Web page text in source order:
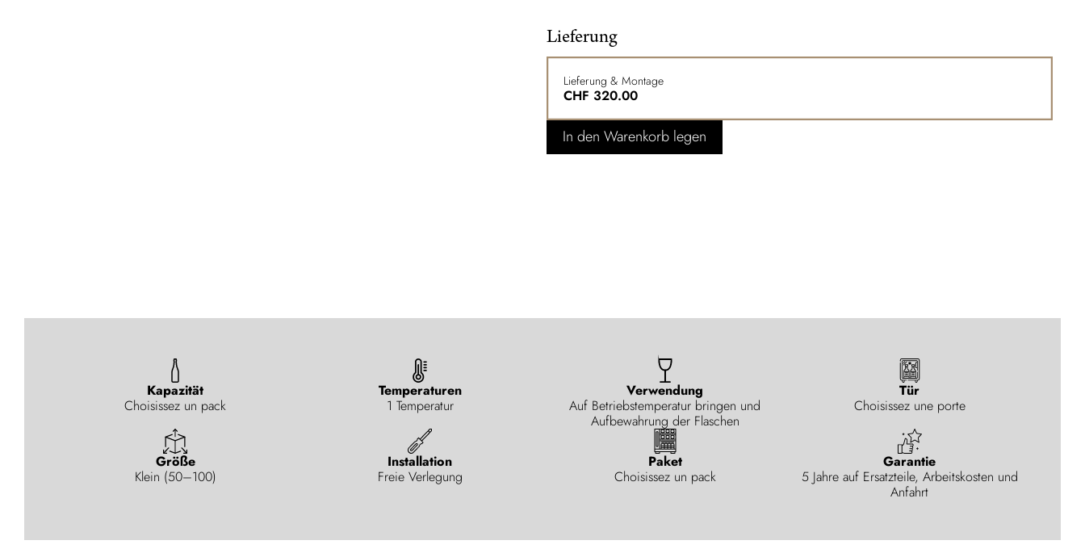
Lieferung
Lieferung & Montage
CHF 320.00
In den Warenkorb legen
Kapazität
Choisissez un pack
Temperaturen
1 Temperatur
Verwendung
Auf Betriebstemperatur bringen und
Aufbewahrung der Flaschen
Tür
Choisissez une porte
Größe
Klein (50–100)
Installation
Freie Verlegung
Paket
Choisissez un pack
Garantie
5 Jahre auf Ersatzteile, Arbeitskosten und
Anfahrt